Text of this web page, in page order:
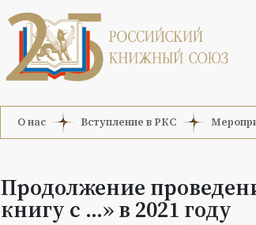
О нас Вступление в РКС
Продолжение
книгу с ...» в 2021 году